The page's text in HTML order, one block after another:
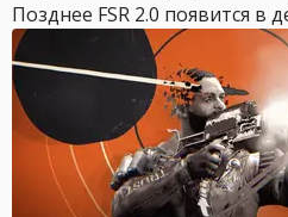
Позднее FSR 2.0 появится в